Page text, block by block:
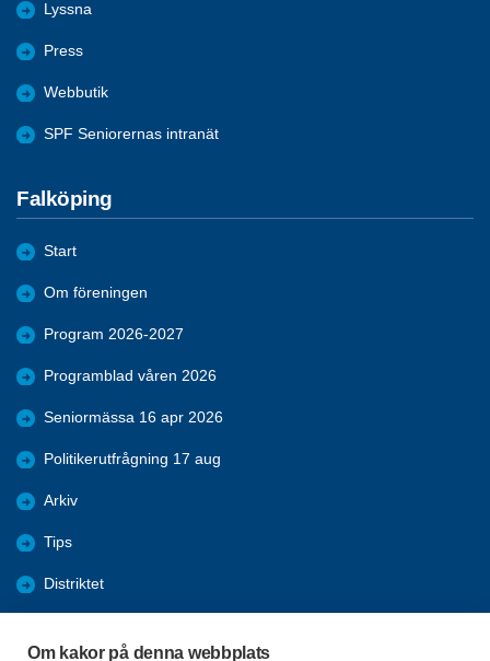
Om kakor på denna webbplats
Lyssna
Press
Webbutik
SPF Seniorernas intranät
Falköping
Start
Om föreningen
Program 2026-2027
Programblad våren 2026
Seniormässa 16 apr 2026
Politikerutfrågning 17 aug
Arkiv
Tips
Distriktet